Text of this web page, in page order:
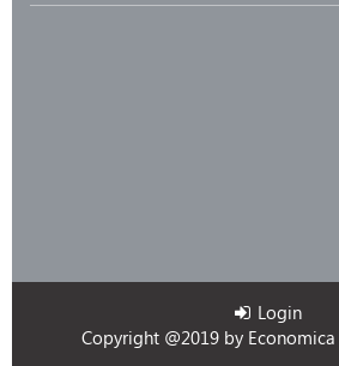
Login
Copyright @2019 by Economica